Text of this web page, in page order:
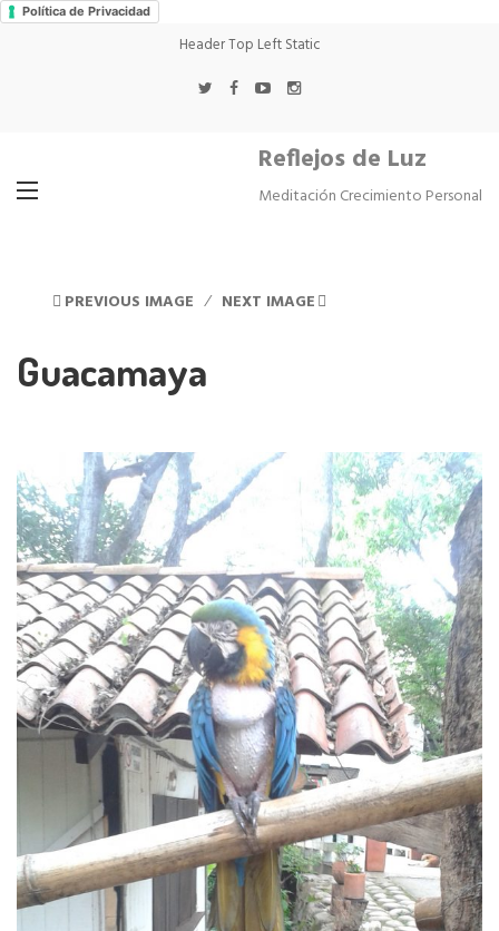
Política de Privacidad
Header Top Left Static
Reflejos de Luz
Meditación Crecimiento Personal
PREVIOUS IMAGE NEXT IMAGE
Guacamaya